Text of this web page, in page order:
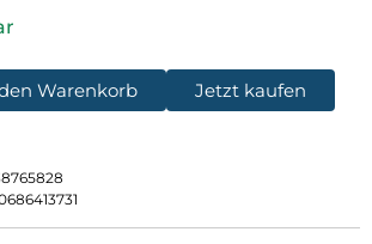
Warenkorb Jetzt kaufen